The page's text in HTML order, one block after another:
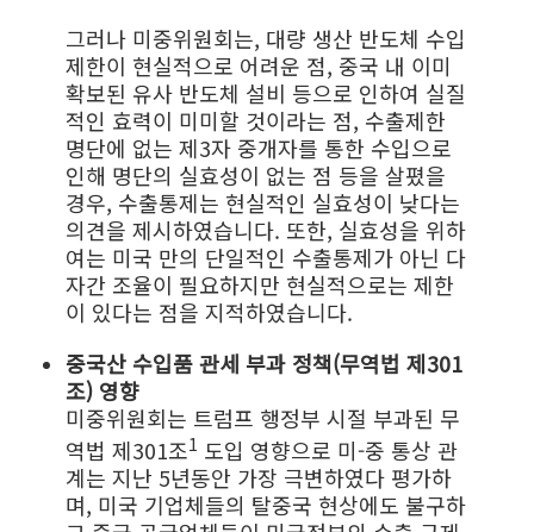
그러나 미중위원회는, 대량 생산 반도체 수입
제한이 현실적으로 어려운 점, 중국 내 이미
확보된 유사 반도체 설비 등으로 인하여 실질
적인 효력이 미미할 것이라는 점, 수출제한
명단에 없는 제3자 중개자를 통한 수입으로
인해 명단의 실효성이 없는 점 등을 살폈을
경우, 수출통제는 현실적인 실효성이 낮다는
의견을 제시하였습니다. 또한, 실효성을 위하
여는 미국 만의 단일적인 수출통제가 아닌 다
자간 조율이 필요하지만 현실적으로는 제한
이 있다는 점을 지적하였습니다.
중국산 수입품 관세 부과 정책(무역법 제301
조) 영향
미중위원회는 트럼프 행정부 시절 부과된 무
역법 제301조1 도입 영향으로 미-중 통상 관
계는 지난 5년동안 가장 극변하였다 평가하
며, 미국 기업체들의 탈중국 현상에도 불구하